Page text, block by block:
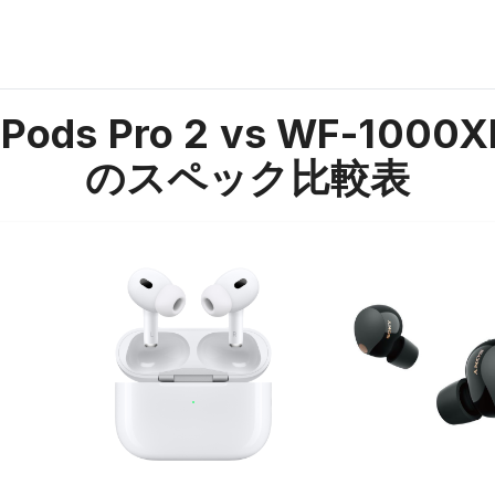
Pro 2 vs WF-
のスペック比較表